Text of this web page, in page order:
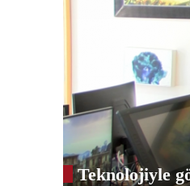
Teknolojiyle